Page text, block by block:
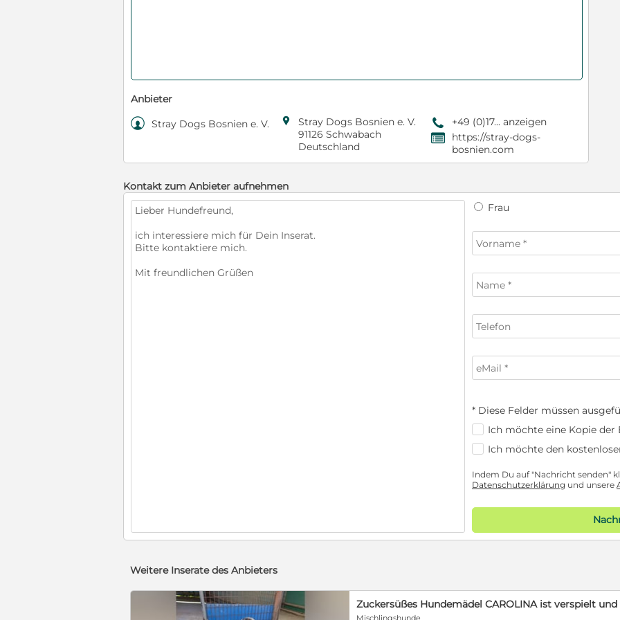
Anbieter
 Stray Dogs Bosnien e. V. 
Stray Dogs Bosnien e. V.
91126 Schwabach
Deutschland
9 +49 (0)17... anzeigen
,
https://stray-dogs-
bosnien.com
Kontakt zum Anbieter aufnehmen
Frau
* Diese Felder müssen
Ich möchte eine Kopie der
Ich möchte den
Indem Du auf "Nachricht senden"
Datenschutzerklärung und unsere
Weitere Inserate des Anbieters
Zuckersüßes Hundemädel CAROLINA ist verspielt